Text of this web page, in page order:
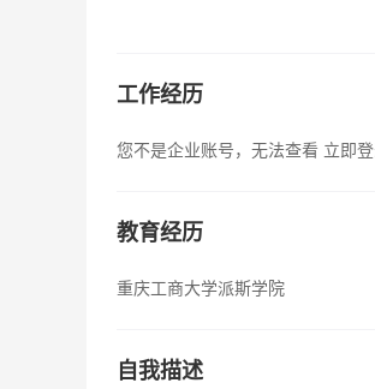
工作经历
您不是企业账号，无法查看 立即
教育经历
重庆工商大学派斯学院
自我描述